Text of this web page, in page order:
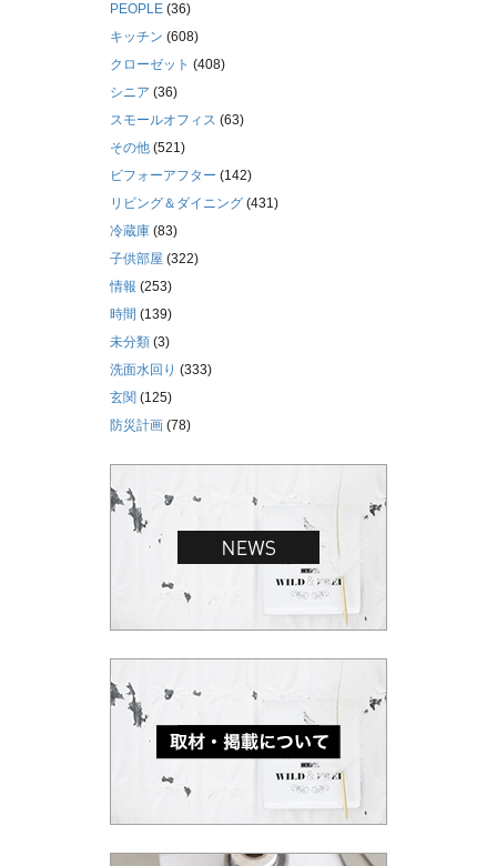
PEOPLE (36)
キッチン (608)
クローゼット (408)
シニア (36)
スモールオフィス (63)
その他 (521)
ビフォーアフター (142)
リビング＆ダイニング (431)
冷蔵庫 (83)
子供部屋 (322)
情報 (253)
時間 (139)
未分類 (3)
洗面水回り (333)
玄関 (125)
防災計画 (78)